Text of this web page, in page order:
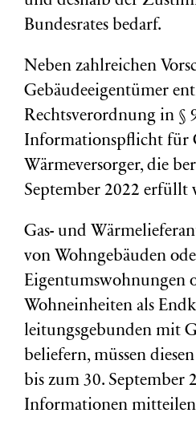
Bundesrates bedarf.
Neben zahlreichen
Gebäudeeigentümer
Rechtsverordnung in §
Informationspflicht für
Wärmeversorger, die
September 2022 erfüllt
Gas- und
von Wohngebäuden
Eigentumswohnungen
Wohneinheiten als
leitungsgebunden mit
beliefern, müssen
bis zum 30. September
Informationen